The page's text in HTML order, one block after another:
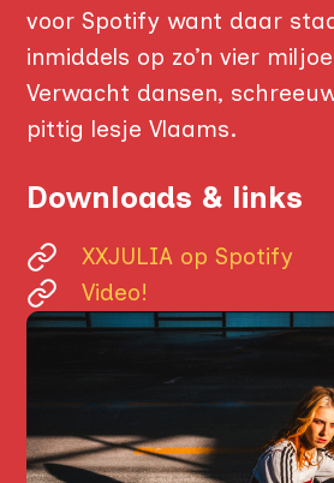
OP DE
FOTO'S
voor Spotify want daar
inmiddels op zo’n vier
Verwacht dansen,
pittig lesje Vlaams.
Downloads & links
XXJULIA op Spotify
Video!